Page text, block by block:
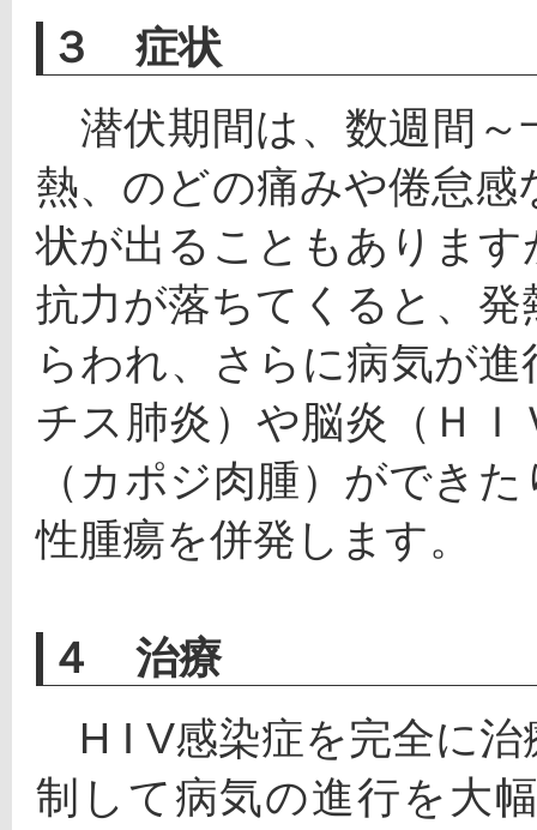
３ 症状
潜伏期間は、数週間～
熱、のどの痛みや倦怠
状が出ることもありま
抗力が落ちてくると、
らわれ、さらに病気が
チス肺炎）や脳炎（Ｈ
（カポジ肉腫）ができ
性腫瘍を併発します。
４ 治療
H I V感染症を完全に治
制して病気の進行を大